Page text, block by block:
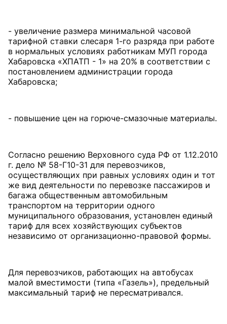
- увеличение размера минимальной часовой
тарифной ставки слесаря 1-го разряда при работе
в нормальных условиях работникам МУП города
Хабаровска «ХПАТП - 1» на 20% в соответствии с
постановлением администрации города
Хабаровска;
- повышение цен на горюче-смазочные материалы.
Согласно решению Верховного суда РФ от 1.12.2010
г. дело № 58-Г10-31 для перевозчиков,
осуществляющих при равных условиях один и тот
же вид деятельности по перевозке пассажиров и
багажа общественным автомобильным
транспортом на территории одного
муниципального образования, установлен единый
тариф для всех хозяйствующих субъектов
независимо от организационно-правовой формы.
Для перевозчиков, работающих на автобусах
малой вместимости (типа «Газель»), предельный
максимальный тариф не пересматривался.